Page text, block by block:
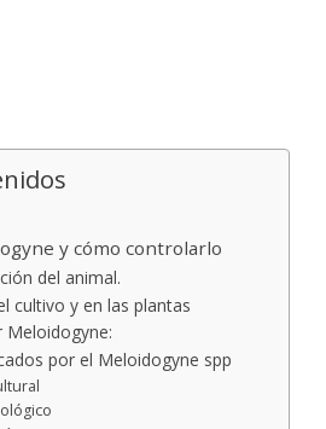
y cómo controlarlo
del animal.
cultivo y en las plantas
por el Meloidogyne spp